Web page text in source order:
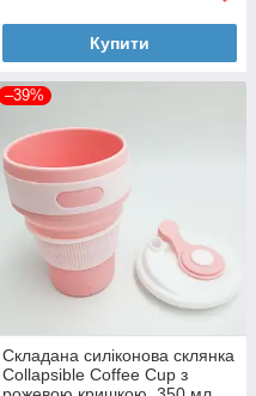
Купити
–39%
Складана силіконова склянка
Collapsible Coffee Cup з